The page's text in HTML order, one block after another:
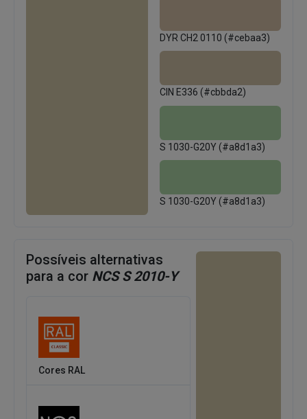
DYR CH2 0110 (#cebaa3)
CIN E336 (#cbbda2)
S 1030-G20Y (#a8d1a3)
S 1030-G20Y (#a8d1a3)
Possíveis alternativas
para a cor NCS S 2010-Y
Cores RAL